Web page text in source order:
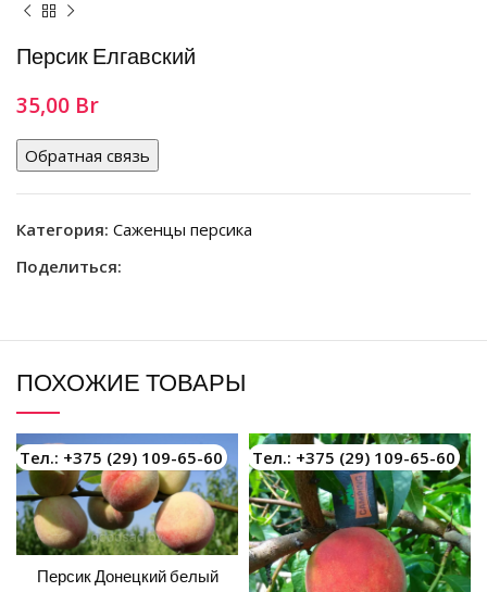
Персик Елгавский
35,00 Br
Обратная связь
Категория: Саженцы персика
Поделиться:
ПОХОЖИЕ ТОВАРЫ
Персик Донецкий белый
Тел.: +375 (29) 109-65-60 Тел.: +375 (29) 109-65-60